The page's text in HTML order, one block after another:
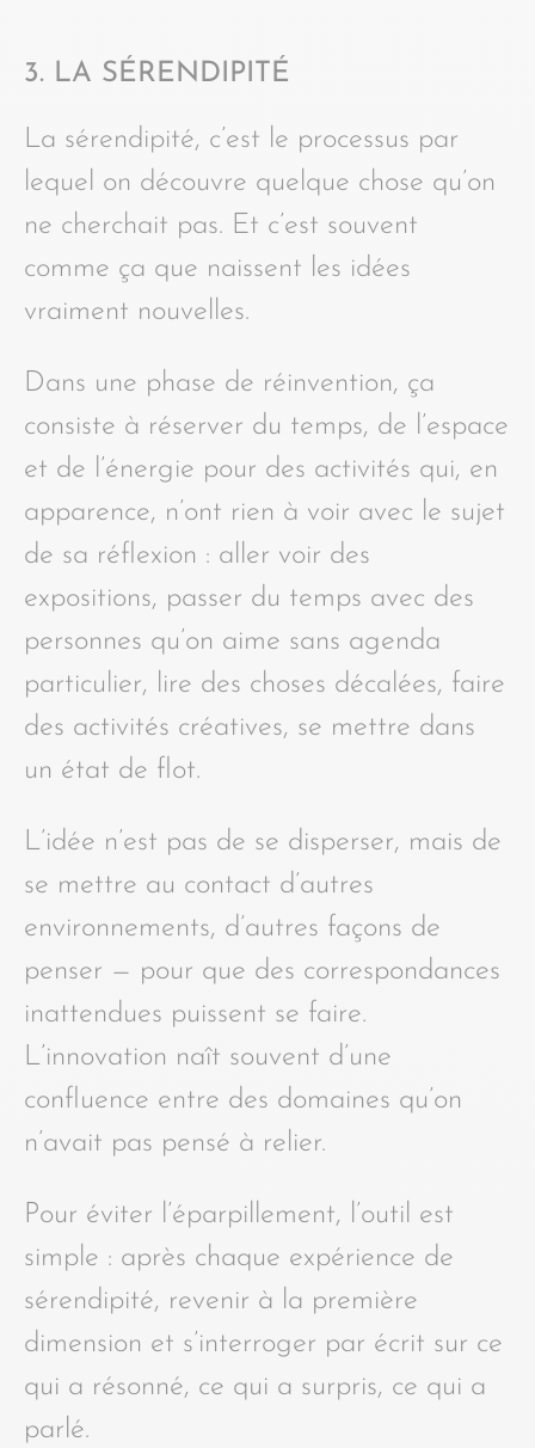
3. LA SÉRENDIPITÉ
La sérendipité, c’est le processus par
lequel on découvre quelque chose qu’on
ne cherchait pas. Et c’est souvent
comme ça que naissent les idées
vraiment nouvelles.
Dans une phase de réinvention, ça
consiste à réserver du temps, de l’espace
et de l’énergie pour des activités qui, en
apparence, n’ont rien à voir avec le sujet
de sa réflexion : aller voir des
expositions, passer du temps avec des
personnes qu’on aime sans agenda
particulier, lire des choses décalées, faire
des activités créatives, se mettre dans
un état de flot.
L’idée n’est pas de se disperser, mais de
se mettre au contact d’autres
environnements, d’autres façons de
penser — pour que des correspondances
inattendues puissent se faire.
L’innovation naît souvent d’une
confluence entre des domaines qu’on
n’avait pas pensé à relier.
Pour éviter l’éparpillement, l’outil est
simple : après chaque expérience de
sérendipité, revenir à la première
dimension et s’interroger par écrit sur ce
qui a résonné, ce qui a surpris, ce qui a
parlé.